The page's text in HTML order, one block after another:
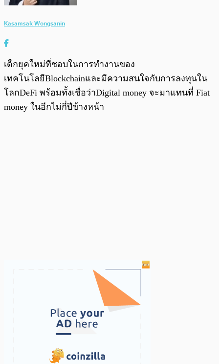
Kasamsak Wongsanin
เด็กยุคใหม่ที่ชอบในการทำงานของ
เทคโนโลยีBlockchainและมีความสนใจกับการลงทุนใน
โลกDeFi พร้อมทั้งเชื่อว่าDigital money จะมาแทนที่ Fiat
money ในอีกไม่กี่ปีข้างหน้า